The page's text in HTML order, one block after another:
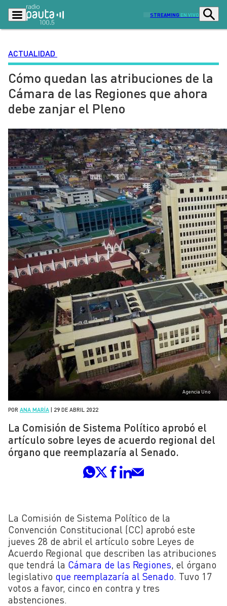
STREAMING EN VIVO
Podcasts Programas
Lo Último Actualidad
Ciudad
Radio en vivo Sostenibilidad
Tendencias Deportes
Entretención y Cultura Opinión
Dato en Pauta Señal 2
Contenido Patrocinado
ACTUALIDAD
Cómo quedan las atribuciones de la
Cámara de las Regiones que ahora
debe zanjar el Pleno
Agencia Uno
POR ANA MARÍA 29 DE ABRIL 2022
La Comisión de Sistema Político aprobó el
artículo sobre leyes de acuerdo regional del
órgano que reemplazaría al Senado.
La Comisión de Sistema Político de la
Convención Constitucional (CC) aprobó este
jueves 28 de abril el artículo sobre Leyes de
Acuerdo Regional que describen las atribuciones
que tendrá la Cámara de las Regiones , el órgano
legislativo que reemplazaría al Senado . Tuvo 17
votos a favor, cinco en contra y tres
abstenciones.